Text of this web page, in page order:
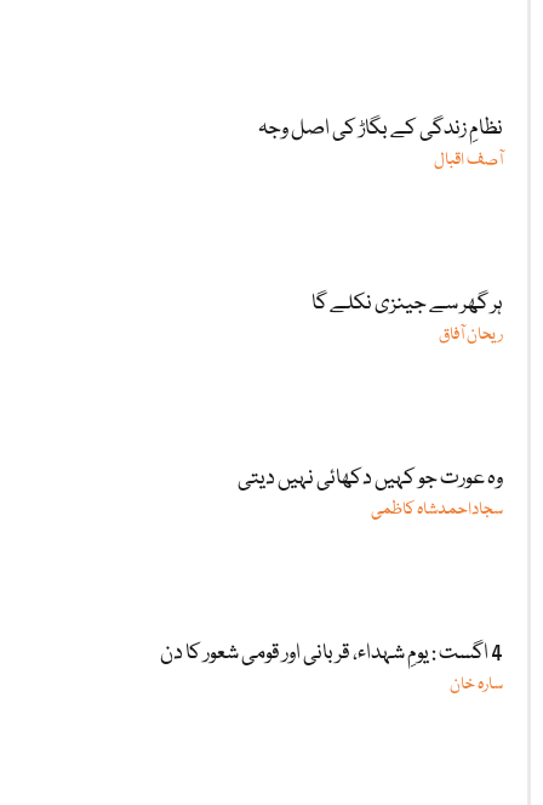
نظامِ زندگی کے بگاڑ کی اصل وجہ
آصف اقبال
ہر گھر سے جینزی نکلے گا
ریحان آفاق
وہ عورت جو کہیں دکھائی نہیں دیتی
سجاداحمدشاہ کاظمی
4 اگست : یومِ شہداء، قربانی اور قومی شعور کا دن
سارہ خان